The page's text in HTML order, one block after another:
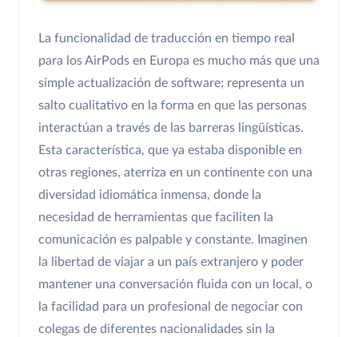
La funcionalidad de traducción en tiempo real
para los AirPods en Europa es mucho más que una
simple actualización de software; representa un
salto cualitativo en la forma en que las personas
interactúan a través de las barreras lingüísticas.
Esta característica, que ya estaba disponible en
otras regiones, aterriza en un continente con una
diversidad idiomática inmensa, donde la
necesidad de herramientas que faciliten la
comunicación es palpable y constante. Imaginen
la libertad de viajar a un país extranjero y poder
mantener una conversación fluida con un local, o
la facilidad para un profesional de negociar con
colegas de diferentes nacionalidades sin la